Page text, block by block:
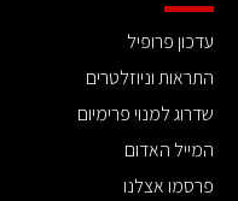
עדכון פרופיל
התראות וניוזלטרים
שדרוג למנוי פרימיום
המייל האדום
פרסמו אצלנו